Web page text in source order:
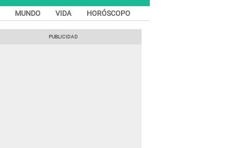
MUNDO VIDA HORÓSCOPO